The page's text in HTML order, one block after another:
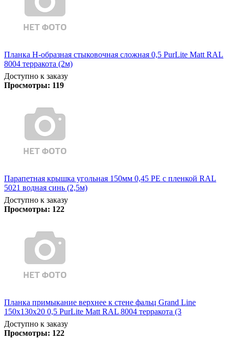
Планка Н-образная стыковочная сложная 0,5 PurLite Matt RAL
8004 терракота (2м)
Доступно к заказу
Просмотры: 119
Парапетная крышка угольная 150мм 0,45 PE с пленкой RAL
5021 водная синь (2,5м)
Доступно к заказу
Просмотры: 122
Планка примыкание верхнее к стене фальц Grand Line
150х130х20 0,5 PurLite Matt RAL 8004 терракота (3
Доступно к заказу
Просмотры: 122